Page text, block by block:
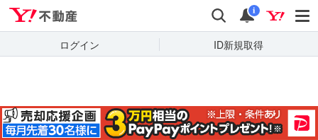
検索 通知
i
ログイン ID新規取得
キーワードで
質問を探す